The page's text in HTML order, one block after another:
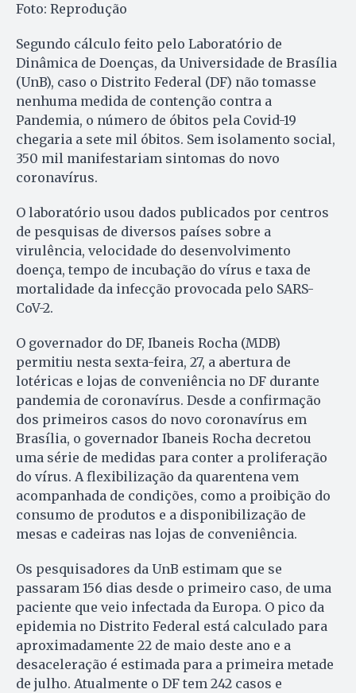
Foto: Reprodução
Segundo cálculo feito pelo Laboratório de
Dinâmica de Doenças, da Universidade de Brasília
(UnB), caso o Distrito Federal (DF) não tomasse
nenhuma medida de contenção contra a
Pandemia, o número de óbitos pela Covid-19
chegaria a sete mil óbitos. Sem isolamento social,
350 mil manifestariam sintomas do novo
coronavírus.
O laboratório usou dados publicados por centros
de pesquisas de diversos países sobre a
virulência, velocidade do desenvolvimento
doença, tempo de incubação do vírus e taxa de
mortalidade da infecção provocada pelo SARS-
CoV-2.
O governador do DF, Ibaneis Rocha (MDB)
permitiu nesta sexta-feira, 27, a abertura de
lotéricas e lojas de conveniência no DF durante
pandemia de coronavírus. Desde a confirmação
dos primeiros casos do novo coronavírus em
Brasília, o governador Ibaneis Rocha decretou
uma série de medidas para conter a proliferação
do vírus. A flexibilização da quarentena vem
acompanhada de condições, como a proibição do
consumo de produtos e a disponibilização de
mesas e cadeiras nas lojas de conveniência.
Os pesquisadores da UnB estimam que se
passaram 156 dias desde o primeiro caso, de uma
paciente que veio infectada da Europa. O pico da
epidemia no Distrito Federal está calculado para
aproximadamente 22 de maio deste ano e a
desaceleração é estimada para a primeira metade
de julho. Atualmente o DF tem 242 casos e